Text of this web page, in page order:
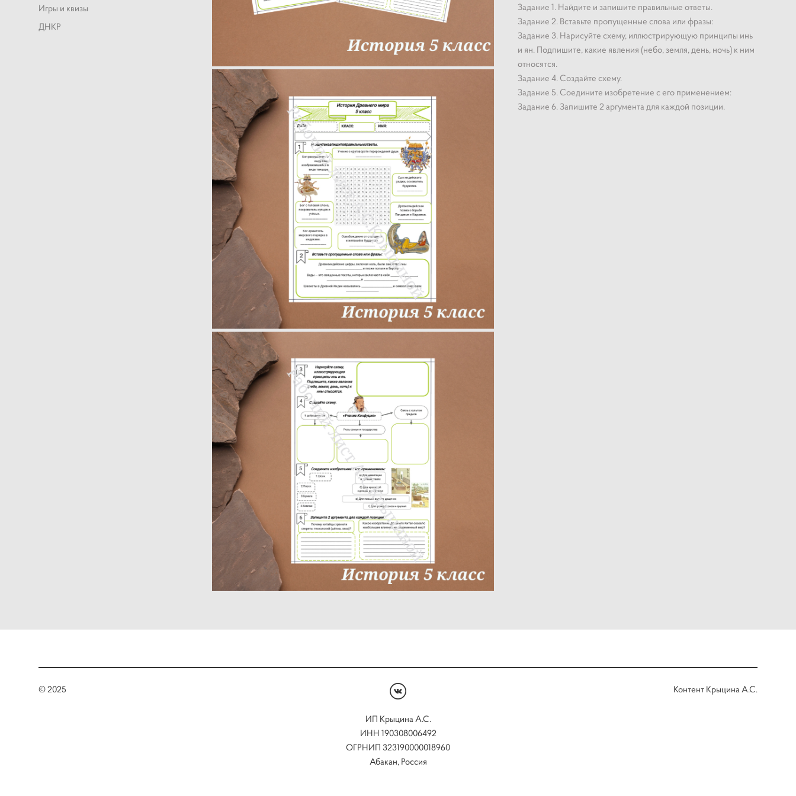
Игры и квизы
ДНКР
Задание 1. Найдите и запишите правильные ответы.
Задание 2. Вставьте пропущенные слова или фразы:
Задание 3. Нарисуйте схему, иллюстрирующую принципы инь
и ян. Подпишите, какие явления (небо, земля, день, ночь) к ним
относятся.
Задание 4. Создайте схему.
Задание 5. Соедините изобретение с его применением:
Задание 6. Запишите 2 аргумента для каждой позиции.
© 2025 Контент Крыцина А.С.
ИП Крыцина А.С.
ИНН 190308006492
ОГРНИП 323190000018960
Абакан, Россия